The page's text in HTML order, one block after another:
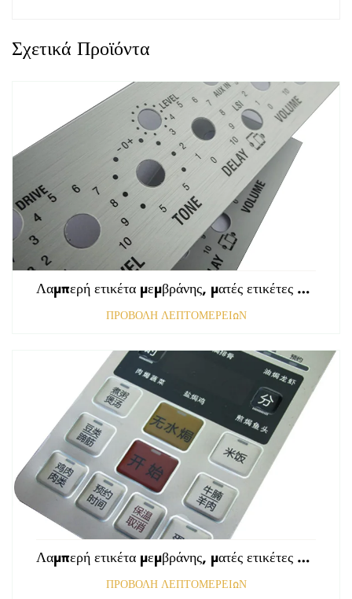
Σχετικά Προϊόντα
Λαμπερή ετικέτα μεμβράνης, ματές ετικέτες εμπρόσθιου πίνακα ελέγχου, ανάγλυφη γραφική επικάλυψη πολυκαρβονικού
ΠΡΟΒΟΛΗ ΛΕΠΤΟΜΕΡΕΙΩΝ
Λαμπερή ετικέτα μεμβράνης, ματές ετικέτες εμπρόσθιου πίνακα ελέγχου, ανάγλυφες ετικέτες πολυκαρβονικού, γραφικές επικαλύψεις
ΠΡΟΒΟΛΗ ΛΕΠΤΟΜΕΡΕΙΩΝ